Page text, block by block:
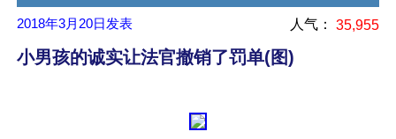
2018年3月20日 发表 人气： 35,955
小男孩的诚实让法官撤销了罚单(图)